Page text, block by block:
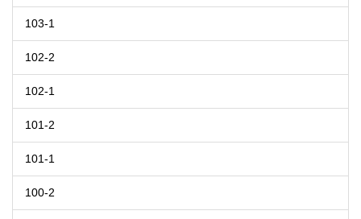
103-1
102-2
102-1
101-2
101-1
100-2